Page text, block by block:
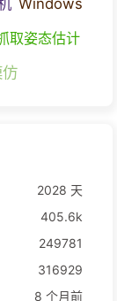
Windows
取姿态估计
2028 天
405.6k
249781
316929
8 个月前